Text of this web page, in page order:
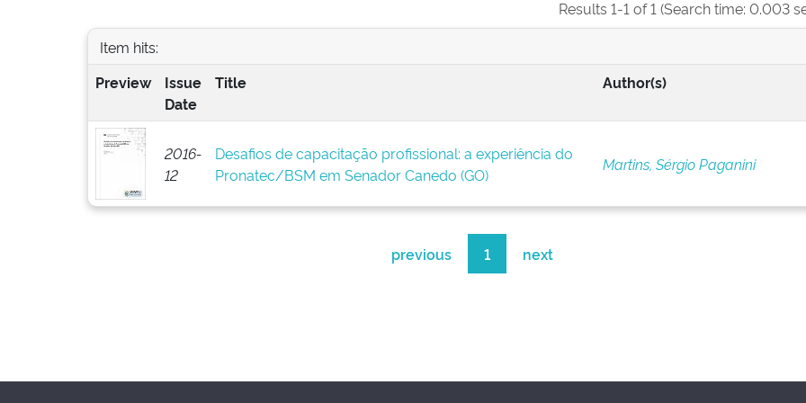
Results 1-1 of 1 (Search time: 0.003
Item hits:
Preview
Issue
Date
Title Author(s)
2016-
12
Desafios de capacitação profissional: a experiência do
Pronatec/BSM em Senador Canedo (GO)
Martins, Sérgio Paganini
previous 1 next